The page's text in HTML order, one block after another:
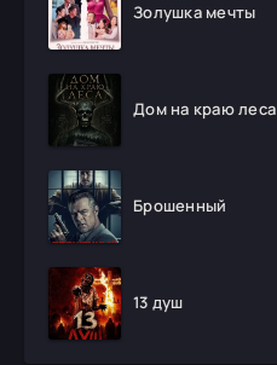
Золушка мечты
Дом на краю леса
Брошенный
13 душ